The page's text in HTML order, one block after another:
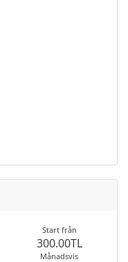
Start från
300.00TL
Månadsvis